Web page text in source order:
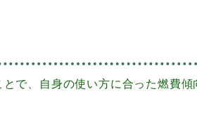
で、自身の使い方に合った燃費